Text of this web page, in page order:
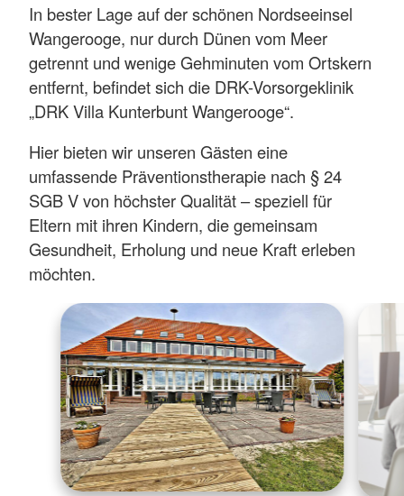
In bester Lage auf der schönen Nordseeinsel
Wangerooge, nur durch Dünen vom Meer
getrennt und wenige Gehminuten vom Ortskern
entfernt, befindet sich die DRK-Vorsorgeklinik
„DRK Villa Kunterbunt Wangerooge“.
Hier bieten wir unseren Gästen eine
umfassende Präventionstherapie nach § 24
SGB V von höchster Qualität – speziell für
Eltern mit ihren Kindern, die gemeinsam
Gesundheit, Erholung und neue Kraft erleben
möchten.